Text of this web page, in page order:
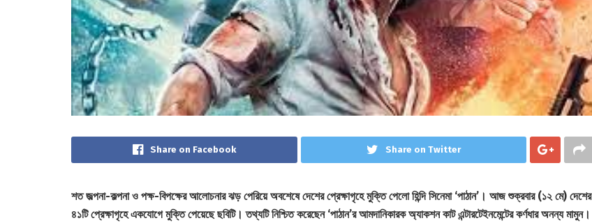
Share on Facebook Share on Twitter
শত জল্পনা-কল্পনা ও পক্ষ-বিপক্ষের আলোচনার ঝড় পেরিয়ে অবশেষে দেশের প্রেক্ষাগৃহে মুক্তি পেলো হিন্দি সিনেমা ‘পাঠান’। আজ শুক্রবার (১২ মে) দেশের
৪১টি প্রেক্ষাগৃহে একযোগে মুক্তি পেয়েছে ছবিটি। তথ্যটি নিশ্চিত করেছেন ‘পাঠান’র আমদানিকারক অ্যাকশন কাট এন্টারটেইনমেন্টের কর্ণধার অনন্য মামুন।